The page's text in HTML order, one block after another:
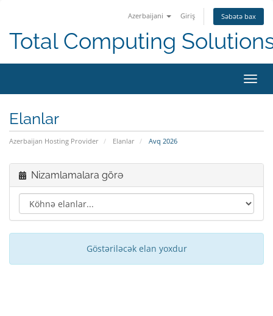
Azerbaijani Giriş Səbətə bax
Total Computing
keçid
Elanlar
Azerbaijan Hosting Provider Elanlar Avq 2026
Nizamlamalara görə
Göstəriləcək elan yoxdur